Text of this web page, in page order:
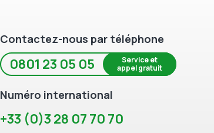
Contactez-nous par téléphone
0801 23 05 05
Service et
appel gratuit
Numéro international
+33 (0)3 28 07 70 70